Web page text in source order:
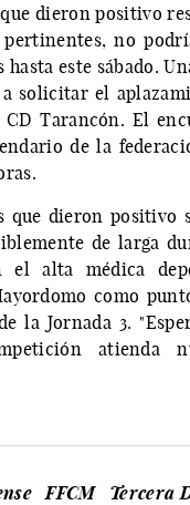
dieron positivo
pertinentes, no
este sábado.
solicitar el
Tarancón. El
de la
que dieron positivo
de larga
el alta médica
como
la Jornada 3.
atienda
FFCM
Tercera